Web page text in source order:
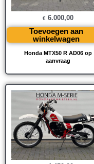
Honda MTX50 R AD06 op
aanvraag
€ 6.000,00
Toevoegen aan
winkelwagen